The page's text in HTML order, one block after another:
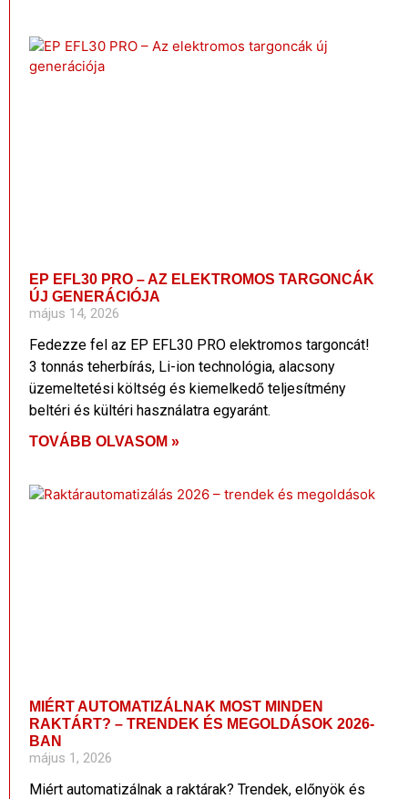
EP EFL30 PRO – AZ ELEKTROMOS TARGONCÁK
ÚJ GENERÁCIÓJA
május 14, 2026
Fedezze fel az EP EFL30 PRO elektromos targoncát!
3 tonnás teherbírás, Li-ion technológia, alacsony
üzemeltetési költség és kiemelkedő teljesítmény
beltéri és kültéri használatra egyaránt.
TOVÁBB OLVASOM »
MIÉRT AUTOMATIZÁLNAK MOST MINDEN
RAKTÁRT? – TRENDEK ÉS MEGOLDÁSOK 2026-
BAN
május 1, 2026
Miért automatizálnak a raktárak? Trendek, előnyök és